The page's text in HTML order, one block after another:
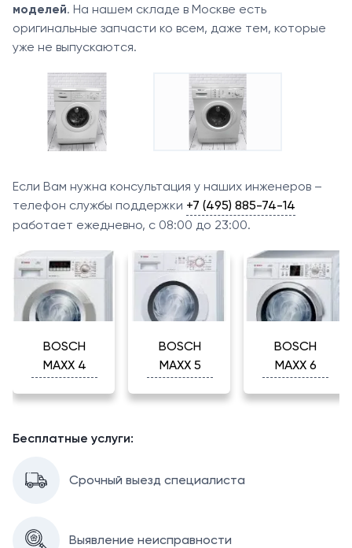
моделей. На нашем складе в Москве есть
оригинальные запчасти ко всем, даже тем, которые
уже не выпускаются.
Если Вам нужна консультация у наших инженеров –
телефон службы поддержки +7 (495) 885-74-14
работает ежедневно, с 08:00 до 23:00.
BOSCH
MAXX 4
BOSCH
MAXX 5
BOSCH
MAXX 6
Бесплатные услуги:
Срочный выезд специалиста
Выявление неисправности